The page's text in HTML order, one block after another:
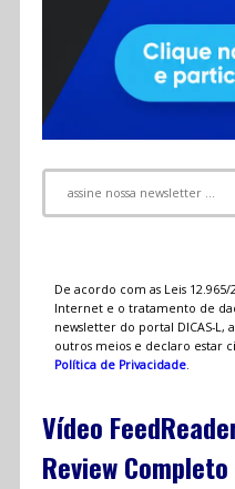
De acordo com as Leis
Internet e o tratamento de
newsletter do portal DICAS-
outros meios e declaro estar
Política de Privacidade.
Vídeo
Review Completo